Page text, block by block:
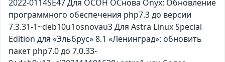
2022-0114SE47 Для ОСОН ОСнова Оnyx: Обновление
программного обеспечения php7.3 до версии
7.3.31-1~deb10u1osnovau3 Для Astra Linux Special
Edition для «Эльбрус» 8.1 «Ленинград»: обновить
пакет php7.0 до 7.0.33-